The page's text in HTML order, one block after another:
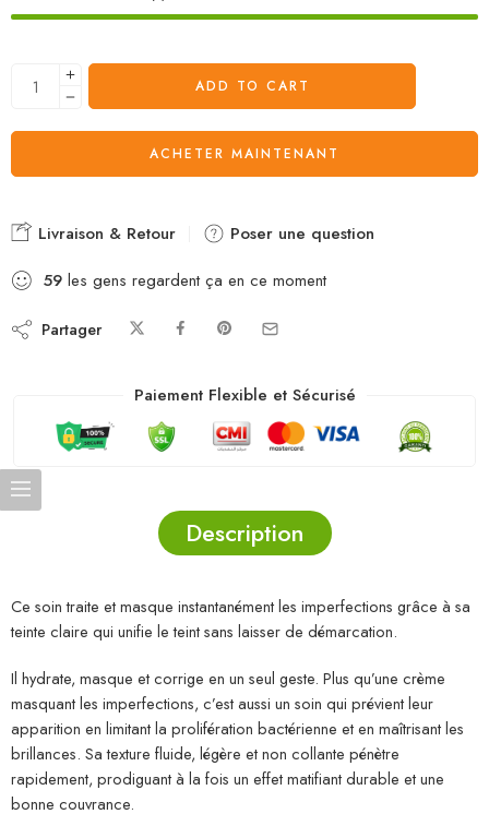
ADD TO CART
ACHETER MAINTENANT
Livraison & Retour
Poser une question
59 les gens regardent ça en ce moment
Partager
Paiement Flexible et Sécurisé
Description
Ce soin traite et masque instantanément les imperfections grâce à sa
teinte claire qui unifie le teint sans laisser de démarcation.
Il hydrate, masque et corrige en un seul geste. Plus qu’une crème
masquant les imperfections, c’est aussi un soin qui prévient leur
apparition en limitant la prolifération bactérienne et en maîtrisant les
brillances. Sa texture fluide, légère et non collante pénètre
rapidement, prodiguant à la fois un effet matifiant durable et une
bonne couvrance.